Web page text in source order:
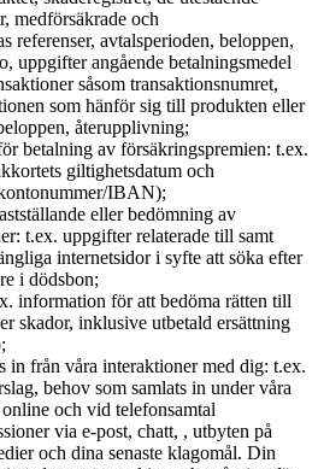
medförsäkrade och
referenser, avtalsperioden, beloppen,
uppgifter angående betalningsmedel
såsom transaktionsnumret,
som hänför sig till produkten eller
återupplivning;
betalning av försäkringspremien: t.ex.
giltighetsdatum och
IBAN);
eller bedömning av
t.ex. uppgifter relaterade till samt
internetsidor i syfte att söka efter
i dödsbon;
information för att bedöma rätten till
skador, inklusive utbetald ersättning
in från våra interaktioner med dig: t.ex.
behov som samlats in under våra
och vid telefonsamtal
via e-post, chatt, , utbyten på
och dina senaste klagomål. Din